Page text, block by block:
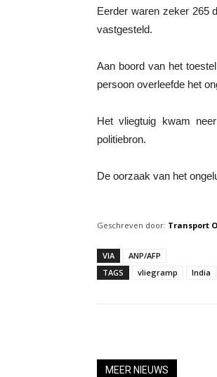
Eerder waren zeker 265
vastgesteld.
Aan boord van het
persoon overleefde het
Het vliegtuig kwam
politiebron.
De oorzaak van het
Geschreven door: Transport
VIA
ANP/AFP
TAGS
vliegramp India
MEER NIEUWS